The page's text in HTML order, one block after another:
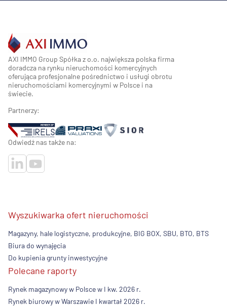
AXI IMMO Group Spółka z o.o. największa polska firma
doradcza na rynku nieruchomości komercyjnych
oferująca profesjonalne pośrednictwo i usługi obrotu
nieruchomościami komercyjnymi w Polsce i na
świecie.
Partnerzy:
Odwiedź nas także na:
Wyszukiwarka ofert nieruchomości
Magazyny, hale logistyczne, produkcyjne, BIG BOX, SBU, BTO, BTS
Biura do wynajęcia
Do kupienia grunty inwestycyjne
Polecane raporty
Rynek magazynowy w Polsce w I kw. 2026 r.
Rynek biurowy w Warszawie I kwartał 2026 r.